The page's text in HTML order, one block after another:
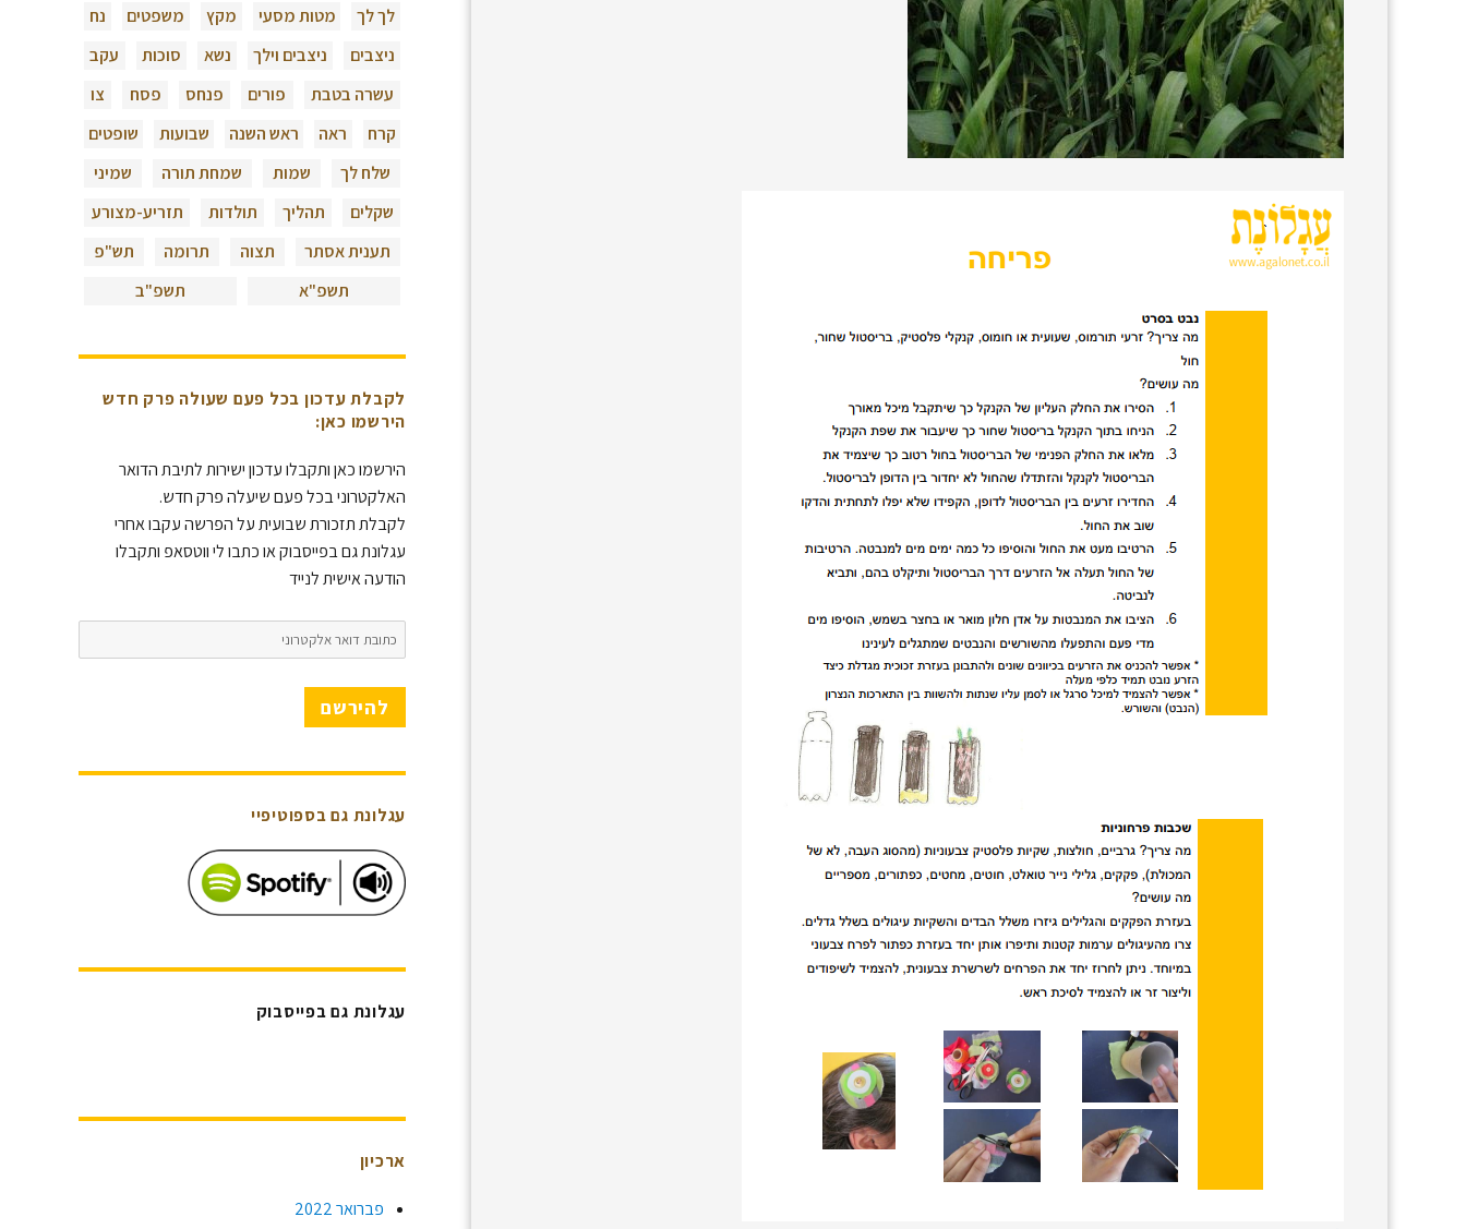
לך לך
מטות מסעי מקץ משפטים
נח
ניצבים
ניצבים וילך נשא סוכות
עקב
עשרה בטבת
פורים פנחס פסח
צו
קרח
ראה ראש השנה שבועות
שופטים
שלח לך
שמות שמחת תורה
שמיני
שקלים
תהליך תולדות
תזריע-מצורע
תענית אסתר
תצוה תרומה
תש"פ
תשפ"א
תשפ"ב
לקבלת עדכון בכל פעם שעולה פרק חדש
הירשמו כאן:
הירשמו כאן ותקבלו עדכון ישירות לתיבת הדואר
האלקטרוני בכל פעם שיעלה פרק חדש.
לקבלת תזכורת שבועית על הפרשה עקבו אחרי
עגלונת גם בפייסבוק או כתבו לי ווטסאפ ותקבלו
הודעה אישית לנייד
כתובת
דואר
אלקטרוני
להירשם
עגלונת גם בספוטיפיי
עגלונת גם בפייסבוק
ארכיון
פברואר 2022